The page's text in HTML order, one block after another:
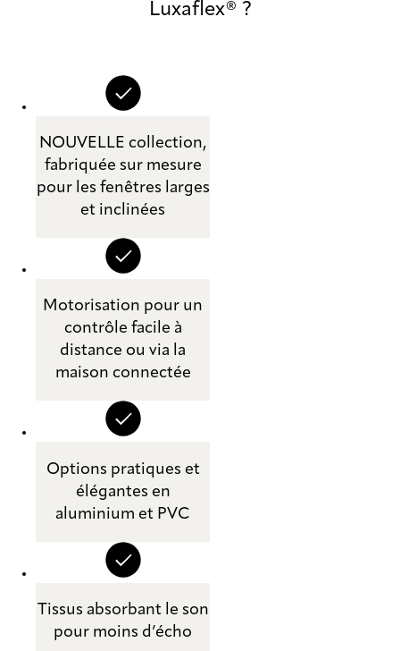
Luxaflex® ?
NOUVELLE collection,
fabriquée sur mesure
pour les fenêtres larges
et inclinées
Motorisation pour un
contrôle facile à
distance ou via la
maison connectée
Options pratiques et
élégantes en
aluminium et PVC
Tissus absorbant le son
pour moins d’écho